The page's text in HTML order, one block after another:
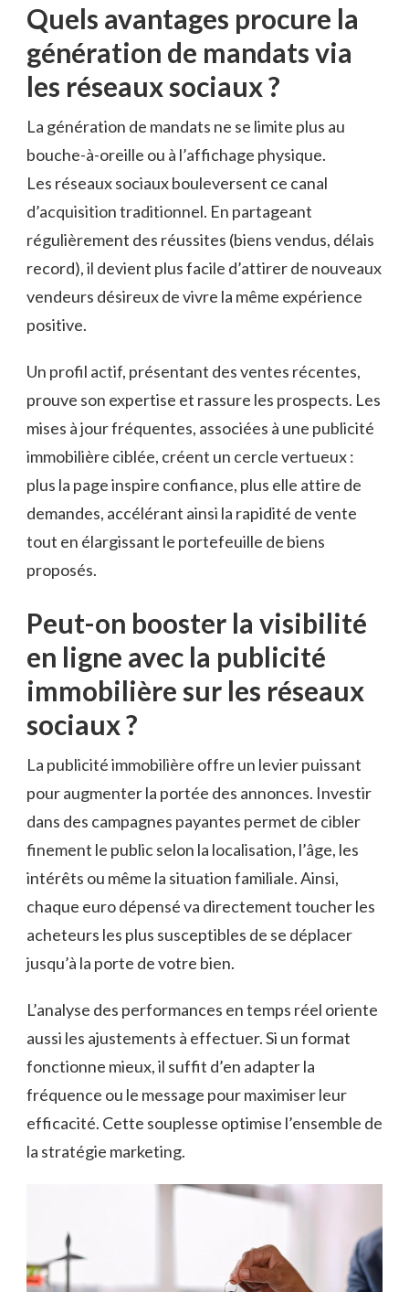
Quels avantages procure la
génération de mandats via
les réseaux sociaux ?
La génération de mandats ne se limite plus au
bouche-à-oreille ou à l’affichage physique.
Les réseaux sociaux bouleversent ce canal
d’acquisition traditionnel. En partageant
régulièrement des réussites (biens vendus, délais
record), il devient plus facile d’attirer de nouveaux
vendeurs désireux de vivre la même expérience
positive.
Un profil actif, présentant des ventes récentes,
prouve son expertise et rassure les prospects. Les
mises à jour fréquentes, associées à une publicité
immobilière ciblée, créent un cercle vertueux :
plus la page inspire confiance, plus elle attire de
demandes, accélérant ainsi la rapidité de vente
tout en élargissant le portefeuille de biens
proposés.
Peut-on booster la visibilité
en ligne avec la publicité
immobilière sur les réseaux
sociaux ?
La publicité immobilière offre un levier puissant
pour augmenter la portée des annonces. Investir
dans des campagnes payantes permet de cibler
finement le public selon la localisation, l’âge, les
intérêts ou même la situation familiale. Ainsi,
chaque euro dépensé va directement toucher les
acheteurs les plus susceptibles de se déplacer
jusqu’à la porte de votre bien.
L’analyse des performances en temps réel oriente
aussi les ajustements à effectuer. Si un format
fonctionne mieux, il suffit d’en adapter la
fréquence ou le message pour maximiser leur
efficacité. Cette souplesse optimise l’ensemble de
la stratégie marketing.